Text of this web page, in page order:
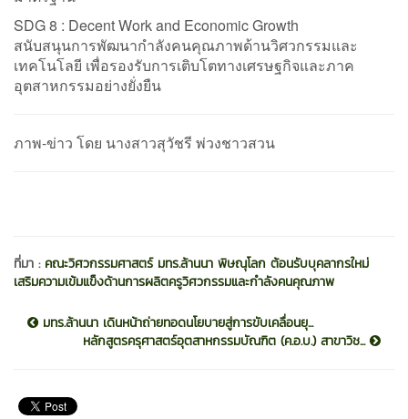
SDG 8 : Decent Work and Economic Growth
สนับสนุนการพัฒนากำลังคนคุณภาพด้านวิศวกรรมและ
เทคโนโลยี เพื่อรองรับการเติบโตทางเศรษฐกิจและภาค
อุตสาหกรรมอย่างยั่งยืน
ภาพ-ข่าว โดย นางสาวสุวัชรี พ่วงชาวสวน
ที่มา : คณะวิศวกรรมศาสตร์ มทร.ล้านนา พิษณุโลก ต้อนรับบุคลากรใหม่
เสริมความเข้มแข็งด้านการผลิตครูวิศวกรรมและกำลังคนคุณภาพ
มทร.ล้านนา เดินหน้าถ่ายทอดนโยบายสู่การขับเคลื่อนยุ...
หลักสูตรครุศาสตร์อุตสาหกรรมบัณฑิต (ค.อ.บ.) สาขาวิช...